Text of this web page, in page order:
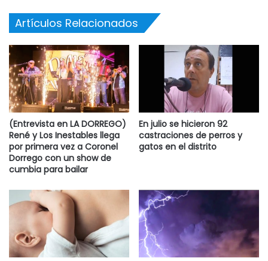
Artículos Relacionados
(Entrevista en LA DORREGO)
René y Los Inestables llega
por primera vez a Coronel
Dorrego con un show de
cumbia para bailar
En julio se hicieron 92
castraciones de perros y
gatos en el distrito